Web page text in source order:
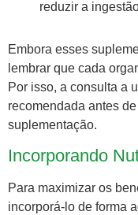
reduzir a
Embora esses
lembrar que cada
Por isso, a consulta a
recomendada antes
suplementação.
Incorporando
Para maximizar os
incorporá-lo de forma